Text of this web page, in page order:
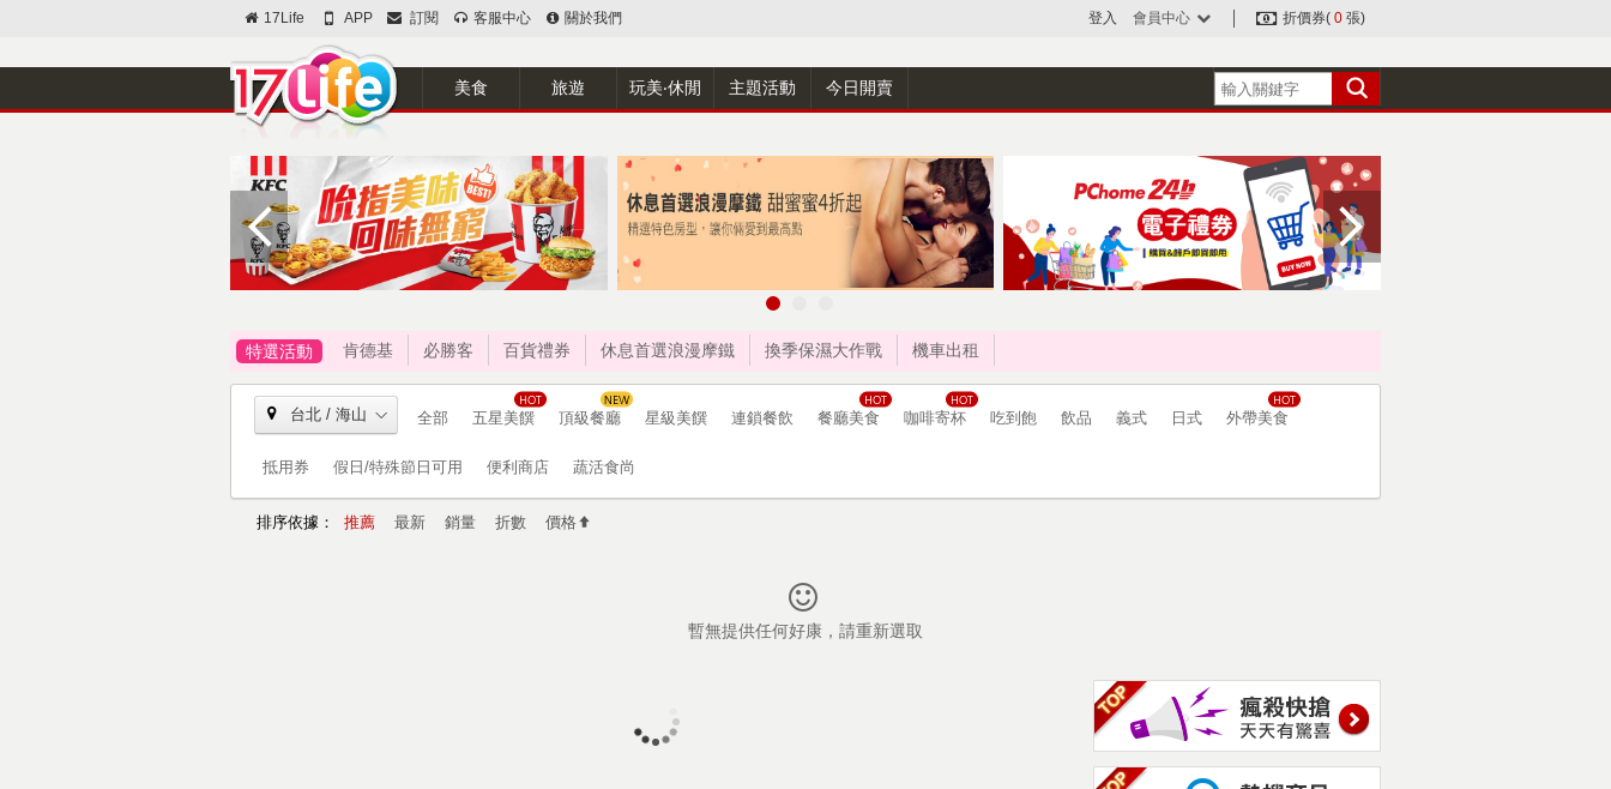
17Life APP 訂閱 客服中心 關於我們 登入 會員中心 折價券( 0 張)
美食 旅遊 玩美‧休閒 主題活動 今日開賣
特選活動 肯德基 必勝客 百貨禮券 休息首選浪漫摩鐵 換季保濕大作戰 機車出租
台北 / 海山 全部 五星美饌 頂級餐廳 星級美饌 連鎖餐飲 餐廳美食 咖啡寄杯 吃到飽 飲品 義式 日式 外帶美食
抵用券 假日/特殊節日可用 便利商店 蔬活食尚
排序依據： 推薦 最新 銷量 折數 價格
暫無提供任何好康，請重新選取